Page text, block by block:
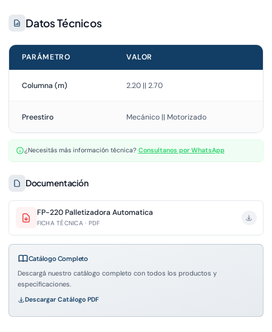
Datos Técnicos
PARÁMETRO VALOR
Columna (m) 2.20 || 2.70
Preestiro Mecánico || Motorizado
¿Necesitás más información técnica? Consultanos por WhatsApp
Documentación
FP-220 Palletizadora Automatica
FICHA TÉCNICA · PDF
Catálogo Completo
Descargá nuestro catálogo completo con todos los productos y
especificaciones.
Descargar Catálogo PDF